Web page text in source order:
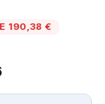
190,38 €